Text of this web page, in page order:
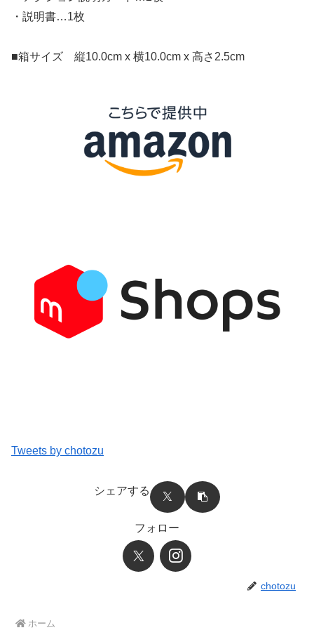
・説明書…1枚
■箱サイズ 縦10.0cm x 横10.0cm x 高さ2.5cm
Tweets by chotozu
シェアする
フォロー
chotozu
ホーム